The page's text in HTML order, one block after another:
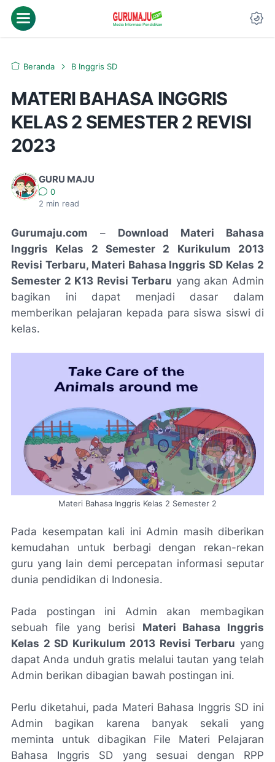
Beranda B Inggris SD
MATERI BAHASA INGGRIS
KELAS 2 SEMESTER 2 REVISI
2023
GURU MAJU
0
2 min read
Gurumaju.com – Download Materi Bahasa
Inggris Kelas 2 Semester 2 Kurikulum 2013
Revisi Terbaru, Materi Bahasa Inggris SD Kelas 2
Semester 2 K13 Revisi Terbaru yang akan Admin
bagikan ini dapat menjadi dasar dalam
memberikan pelajaran kepada para siswa siswi di
kelas.
Materi Bahasa Inggris Kelas 2 Semester 2
Pada kesempatan kali ini Admin masih diberikan
kemudahan untuk berbagi dengan rekan-rekan
guru yang lain demi percepatan informasi seputar
dunia pendidikan di Indonesia.
Pada postingan ini Admin akan membagikan
sebuah file yang berisi Materi Bahasa Inggris
Kelas 2 SD Kurikulum 2013 Revisi Terbaru yang
dapat Anda unduh gratis melalui tautan yang telah
Admin berikan dibagian bawah postingan ini.
Perlu diketahui, pada Materi Bahasa Inggris SD ini
Admin bagikan karena banyak sekali yang
meminta untuk dibagikan File Materi Pelajaran
Bahasa Inggris SD yang sesuai dengan RPP